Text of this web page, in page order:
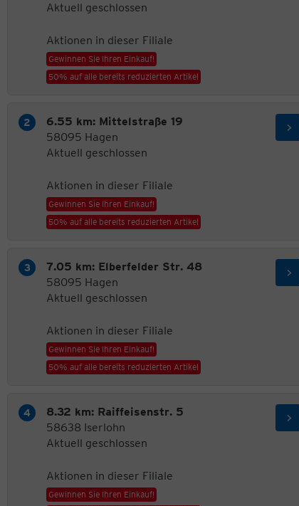
Aktuell geschlossen
Aktionen in dieser Filiale
Gewinnen Sie Ihren Einkauf!
50% auf alle bereits reduzierten Artikel
6.55 km: Mittelstraße 19
58095 Hagen
Aktuell geschlossen
Aktionen in dieser Filiale
Gewinnen Sie Ihren Einkauf!
50% auf alle bereits reduzierten Artikel
7.05 km: Elberfelder Str. 48
58095 Hagen
Aktuell geschlossen
Aktionen in dieser Filiale
Gewinnen Sie Ihren Einkauf!
50% auf alle bereits reduzierten Artikel
8.32 km: Raiffeisenstr. 5
58638 Iserlohn
Aktuell geschlossen
Aktionen in dieser Filiale
Gewinnen Sie Ihren Einkauf!